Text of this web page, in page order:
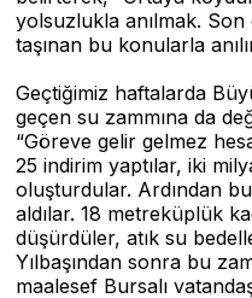
yolsuzlukla anılmak.
taşınan bu konularla
Geçtiğimiz haftalarda
geçen su zammına da
“Göreve gelir gelmez
25 indirim yaptılar, iki
oluşturdular. Ardından
aldılar. 18 metreküplük
düşürdüler, atık su
Yılbaşından sonra bu
maalesef Bursalı